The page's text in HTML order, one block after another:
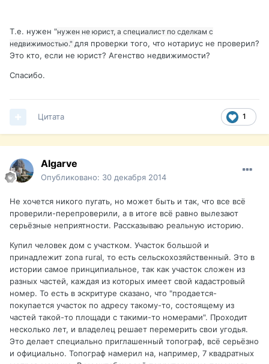
Т.е. нужен "нужен не юрист, а специалист по сделкам с
недвижимостью." для проверки того, что нотариус не проверил?
Это кто, если не юрист? Агенство недвижимости?
Спасибо.
1
Цитата
Algarve
Опубликовано: 30 декабря 2014
Не хочется никого пугать, но может быть и так, что все всё
проверили-перепроверили, а в итоге всё равно вылезают
серьёзные неприятности. Рассказываю реальную историю.
Купил человек дом с участком. Участок большой и
принадлежит zona rural, то есть сельскохозяйственный. Это в
истории самое принципиальное, так как участок сложен из
разных частей, каждая из которых имеет свой кадастровый
номер. То есть в эскритуре сказано, что "продается-
покупается участок по адресу такому-то, состоящему из
частей такой-то площади с такими-то номерами". Проходит
несколько лет, и владелец решает перемерить свои угодья.
Это делает специально приглашенный топограф, всё серьёзно
и официально. Топограф намерил на, например, 7 квадратных